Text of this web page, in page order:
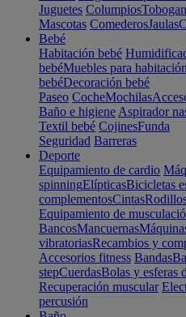
Juguetes Columpios
Mascotas ComederosJaulas
Bebé
Habitación bebé
bebéMuebles para
bebéDecoración bebé
Paseo CocheMochilas
Baño e higiene Aspirador
Textil bebé CojinesFunda
Seguridad Barreras
Deporte
Equipamiento de cardio
spinningElípticasBicicletas
complementosCintas
Equipamiento de
BancosMancuernas
vibratoriasRecambios y
Accesorios fitness Bandas
stepCuerdasBolas y esferas
Recuperación muscular
percusión